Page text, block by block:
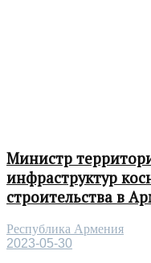
Министр
инфраструктур
строительства в
Республика Армения
2023-05-30